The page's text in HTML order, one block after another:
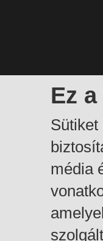
Ez
Sütiket
média